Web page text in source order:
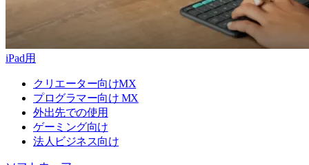
iPad用
クリエーター向けMX
プログラマー向け MX
外出先での使用
ゲーミング向け
法人ビジネス向け